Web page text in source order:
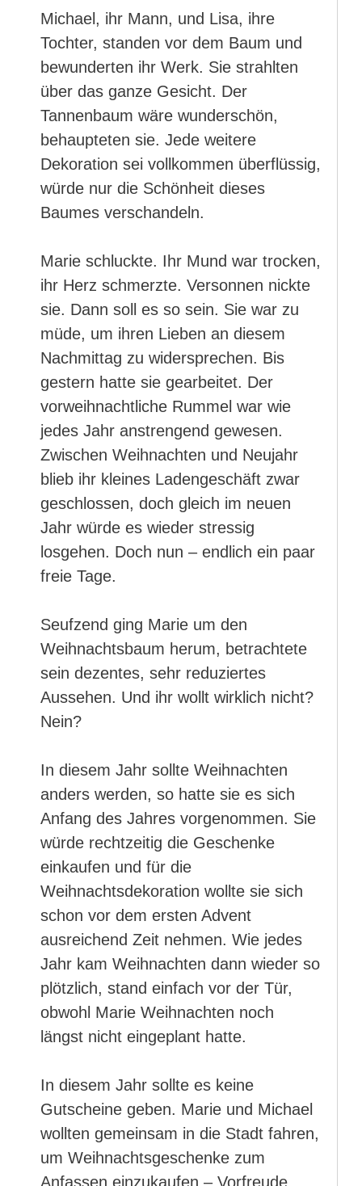
Michael, ihr Mann, und Lisa, ihre
Tochter, standen vor dem Baum und
bewunderten ihr Werk. Sie strahlten
über das ganze Gesicht. Der
Tannenbaum wäre wunderschön,
behaupteten sie. Jede weitere
Dekoration sei vollkommen überflüssig,
würde nur die Schönheit dieses
Baumes verschandeln.
Marie schluckte. Ihr Mund war trocken,
ihr Herz schmerzte. Versonnen nickte
sie. Dann soll es so sein. Sie war zu
müde, um ihren Lieben an diesem
Nachmittag zu widersprechen. Bis
gestern hatte sie gearbeitet. Der
vorweihnachtliche Rummel war wie
jedes Jahr anstrengend gewesen.
Zwischen Weihnachten und Neujahr
blieb ihr kleines Ladengeschäft zwar
geschlossen, doch gleich im neuen
Jahr würde es wieder stressig
losgehen. Doch nun – endlich ein paar
freie Tage.
Seufzend ging Marie um den
Weihnachtsbaum herum, betrachtete
sein dezentes, sehr reduziertes
Aussehen. Und ihr wollt wirklich nicht?
Nein?
In diesem Jahr sollte Weihnachten
anders werden, so hatte sie es sich
Anfang des Jahres vorgenommen. Sie
würde rechtzeitig die Geschenke
einkaufen und für die
Weihnachtsdekoration wollte sie sich
schon vor dem ersten Advent
ausreichend Zeit nehmen. Wie jedes
Jahr kam Weihnachten dann wieder so
plötzlich, stand einfach vor der Tür,
obwohl Marie Weihnachten noch
längst nicht eingeplant hatte.
In diesem Jahr sollte es keine
Gutscheine geben. Marie und Michael
wollten gemeinsam in die Stadt fahren,
um Weihnachtsgeschenke zum
Anfassen einzukaufen – Vorfreude